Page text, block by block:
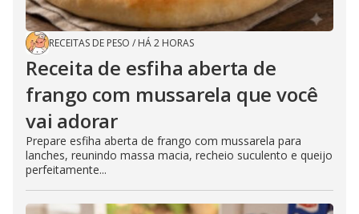
RECEITAS DE PESO / HÁ 2 HORAS
Receita de esfiha aberta de
frango com mussarela que você
vai adorar
Prepare esfiha aberta de frango com mussarela para
lanches, reunindo massa macia, recheio suculento e queijo
perfeitamente...